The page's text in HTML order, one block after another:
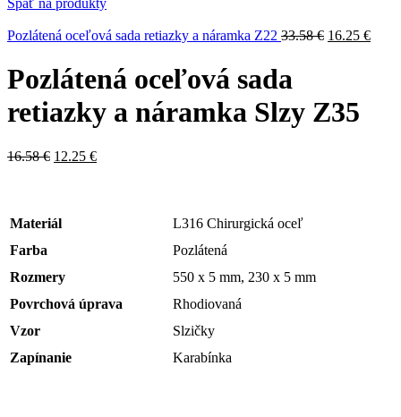
Späť na produkty
Pozlátená oceľová sada retiazky a náramka Z22 33.58€ 16.25 €
Pozlátená oceľová sada
retiazky a náramka Slzy Z35
16.58€ 12.25 €
Materiál
L316 Chirurgická oceľ
Farba
Pozlátená
Rozmery
550 x 5 mm, 230 x 5 mm
Povrchová úprava
Rhodiovaná
Vzor
Slzičky
Zapínanie
Karabínka